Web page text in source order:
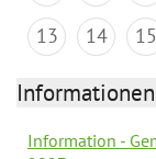
13
14 15
Information -